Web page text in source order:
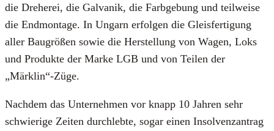
die Dre­he­rei, die Gal­va­nik, die Farb­ge­bung und teil­wei­se
die End­mon­ta­ge. In Ungarn erfol­gen die Gleis­fer­ti­gung
aller Bau­grö­ßen sowie die Her­stel­lung von Wagen, Loks
und Pro­duk­te der Mar­ke LGB und von Tei­len der
„Märklin“-Züge.
Nach­dem das Unter­neh­men vor knapp 10 Jah­ren sehr
schwie­ri­ge Zei­ten durch­leb­te, sogar einen Insol­venz­an­trag